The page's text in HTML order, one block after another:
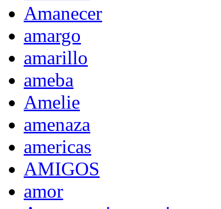
Amanecer
amargo
amarillo
ameba
Amelie
amenaza
americas
AMIGOS
amor